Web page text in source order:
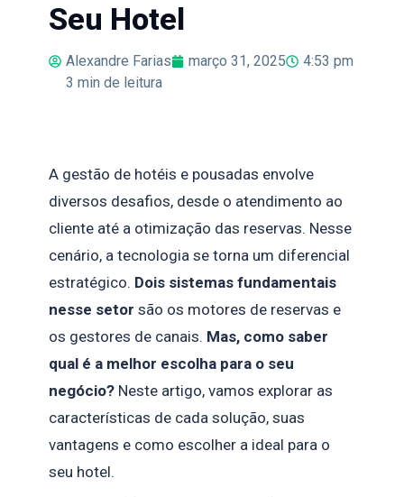
Seu Hotel
Alexandre Farias março 31, 2025
4:53 pm
3 min de leitura
A gestão de hotéis e pousadas envolve
diversos desafios, desde o atendimento ao
cliente até a otimização das reservas. Nesse
cenário, a tecnologia se torna um diferencial
estratégico. Dois sistemas fundamentais
nesse setor são os motores de reservas e
os gestores de canais. Mas, como saber
qual é a melhor escolha para o seu
negócio? Neste artigo, vamos explorar as
características de cada solução, suas
vantagens e como escolher a ideal para o
seu hotel.